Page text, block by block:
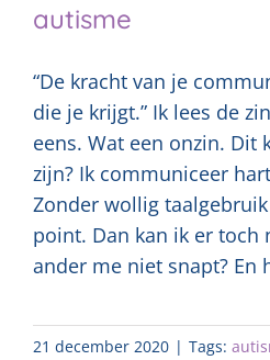
autisme
“De kracht van je
die je krijgt.” Ik lees de
eens. Wat een onzin. Dit
zijn? Ik communiceer
Zonder wollig
point. Dan kan ik er toch
ander me niet snapt? En
21 december 2020 | Tags: